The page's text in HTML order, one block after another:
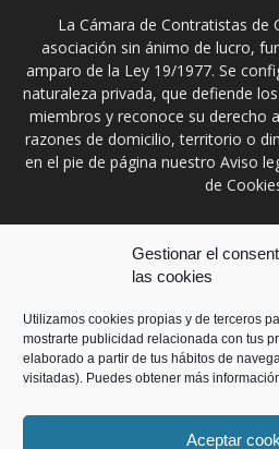
Gestionar el
las cookies
Utilizamos cookies propias y de terceros
mostrarte publicidad relacionada con tus
elaborado a partir de tus hábitos de
visitadas). Puedes obtener más
Aceptar
La Cámara de Contratistas de
asociación sin ánimo de lucro,
amparo de la Ley 19/1977. Se
naturaleza privada, que defiende
miembros y reconoce su derecho
razones de domicilio, territorio o
en el pie de página nuestro Aviso
de
Contáctanos: